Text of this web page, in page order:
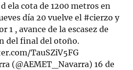
ela cota de 1200 metros en
día 20 vuelve el #cierzo y
1 , avance de la escasez de
del final del otoño.
TauSZiV5FG
(@AEMET_Navarra) 16 de